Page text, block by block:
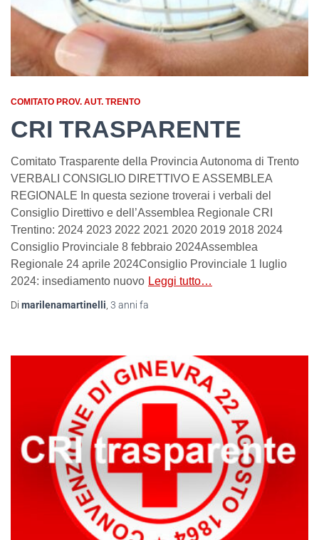
COMITATO PROV. AUT. TRENTO
CRI TRASPARENTE
Comitato Trasparente della Provincia Autonoma di Trento
VERBALI CONSIGLIO DIRETTIVO E ASSEMBLEA
REGIONALE In questa sezione troverai i verbali del
Consiglio Direttivo e dell’Assemblea Regionale CRI
Trentino: 2024 2023 2022 2021 2020 2019 2018 2024
Consiglio Provinciale 8 febbraio 2024Assemblea
Regionale 24 aprile 2024Consiglio Provinciale 1 luglio
2024: insediamento nuovo Leggi tutto…
Di marilenamartinelli 3 anni fa